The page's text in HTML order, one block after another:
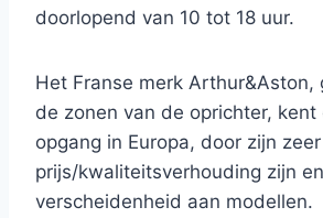
doorlopend van 10 tot 18 uur.
Het Franse merk Arthur&Aston,
de zonen van de oprichter, kent
opgang in Europa, door zijn
prijs/kwaliteitsverhouding zijn
verscheidenheid aan modellen.